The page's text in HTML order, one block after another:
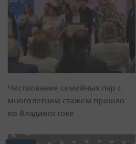
Чествование семейных пар с
многолетним стажем прошло
во Владивостоке